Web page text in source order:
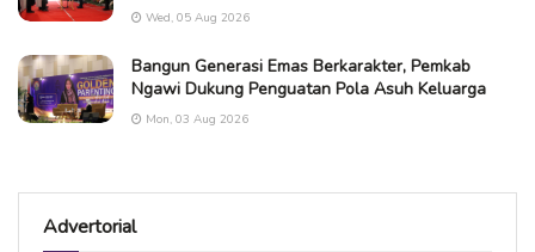
Wed, 05 Aug 2026
Bangun Generasi Emas Berkarakter, Pemkab
Ngawi Dukung Penguatan Pola Asuh Keluarga
Mon, 03 Aug 2026
Advertorial